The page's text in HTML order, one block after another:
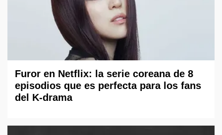
Furor en Netflix: la serie coreana de 8
episodios que es perfecta para los fans
del K-drama